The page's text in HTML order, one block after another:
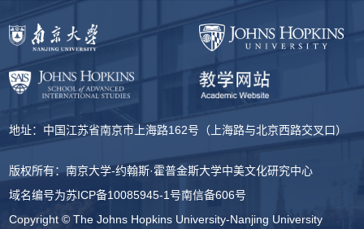
地址：中国江苏省南京市上海路162号（上海路与北京西路交叉口）
版权所有：南京大学-约翰斯·霍普金斯大学中美文化研究中心
域名编号为苏ICP备10085945-1号南信备606号
Copyright © The Johns Hopkins University-Nanjing University